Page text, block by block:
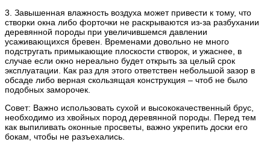
3. Завышенная влажность воздуха может привести к тому, что
створки окна либо форточки не раскрываются из-за разбухании
деревянной породы при увеличившемся давлении
усаживающихся бревен. Временами довольно не много
подстругать примыкающие плоскости створок, и ужаснее, в
случае если окно нереально будет открыть за целый срок
эксплуатации. Как раз для этого ответствен небольшой зазор в
обсаде либо верная скользящая конструкция – чтоб не было
подобных заморочек.
Совет: Важно использовать сухой и высококачественный брус,
необходимо из хвойных пород деревянной породы. Перед тем
как выпиливать оконные просветы, важно укрепить доски его
бокам, чтобы не разъехались.